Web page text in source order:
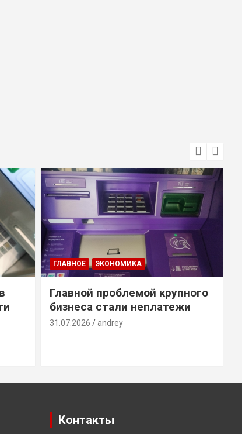
ГЛАВНОЕ ЭКОНОМИКА
Главной проблемой крупного
бизнеса стали неплатежи
31.07.2026 andrey
Контакты